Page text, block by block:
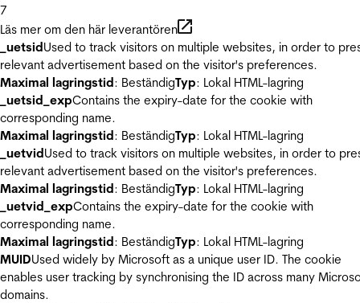
7
Läs mer om den här leverantören
_uetsidUsed to track visitors on multiple websites, in order to
relevant advertisement based on the visitor's preferences.
Maximal lagringstid: BeständigTyp: Lokal HTML-lagring
_uetsid_expContains the expiry-date for the cookie with
corresponding name.
Maximal lagringstid: BeständigTyp: Lokal HTML-lagring
_uetvidUsed to track visitors on multiple websites, in order to
relevant advertisement based on the visitor's preferences.
Maximal lagringstid: BeständigTyp: Lokal HTML-lagring
_uetvid_expContains the expiry-date for the cookie with
corresponding name.
Maximal lagringstid: BeständigTyp: Lokal HTML-lagring
MUIDUsed widely by Microsoft as a unique user ID. The cookie
enables user tracking by synchronising the ID across many
domains.